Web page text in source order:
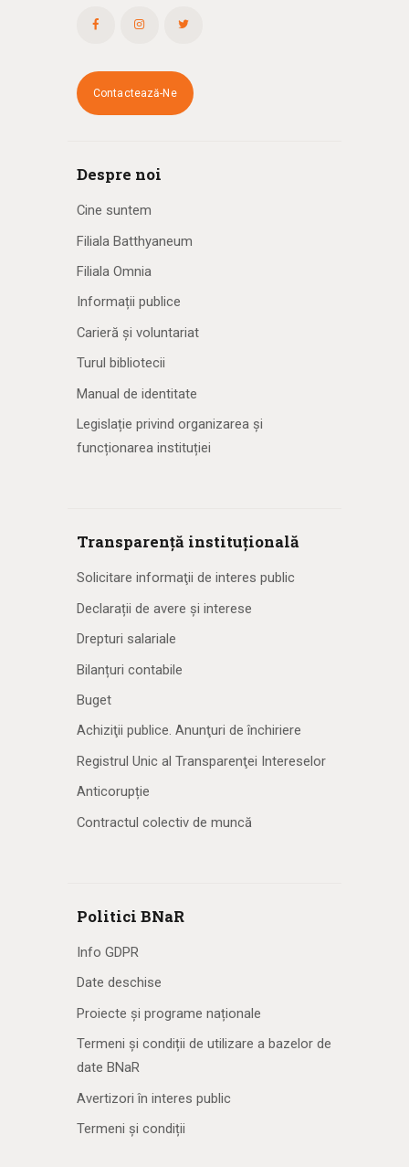
Contactează-Ne
Despre noi
Cine suntem
Filiala Batthyaneum
Filiala Omnia
Informații publice
Carieră și voluntariat
Turul bibliotecii
Manual de identitate
Legislație privind organizarea și
funcționarea instituției
Transparență instituțională
Solicitare informaţii de interes public
Declarații de avere și interese
Drepturi salariale
Bilanțuri contabile
Buget
Achiziţii publice. Anunţuri de închiriere
Registrul Unic al Transparenţei Intereselor
Anticorupție
Contractul colectiv de muncă
Politici BNaR
Info GDPR
Date deschise
Proiecte și programe naționale
Termeni și condiții de utilizare a bazelor de
date BNaR
Avertizori în interes public
Termeni și condiții